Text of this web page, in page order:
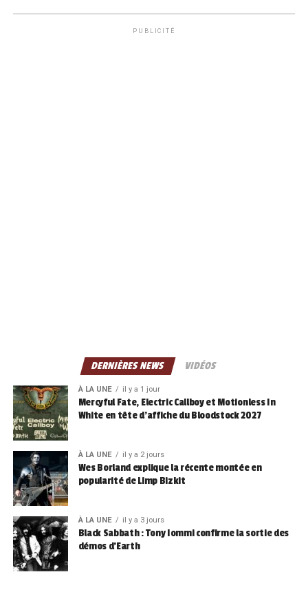
PUBLICITÉ
DERNIÈRES NEWS VIDÉOS
À LA UNE il y a 1 jour
Mercyful Fate, Electric Callboy et Motionless In
White en tête d’affiche du Bloodstock 2027
À LA UNE il y a 2 jours
Wes Borland explique la récente montée en
popularité de Limp Bizkit
À LA UNE il y a 3 jours
Black Sabbath : Tony Iommi confirme la sortie des
démos d’Earth